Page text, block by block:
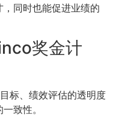
同时也能促进业绩的
奖金计
标、绩效评估的透明度
致性。